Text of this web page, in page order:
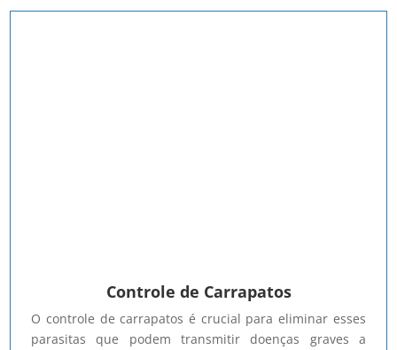
Controle de Carrapatos
O controle de carrapatos é crucial para eliminar esses
parasitas que podem transmitir doenças graves a